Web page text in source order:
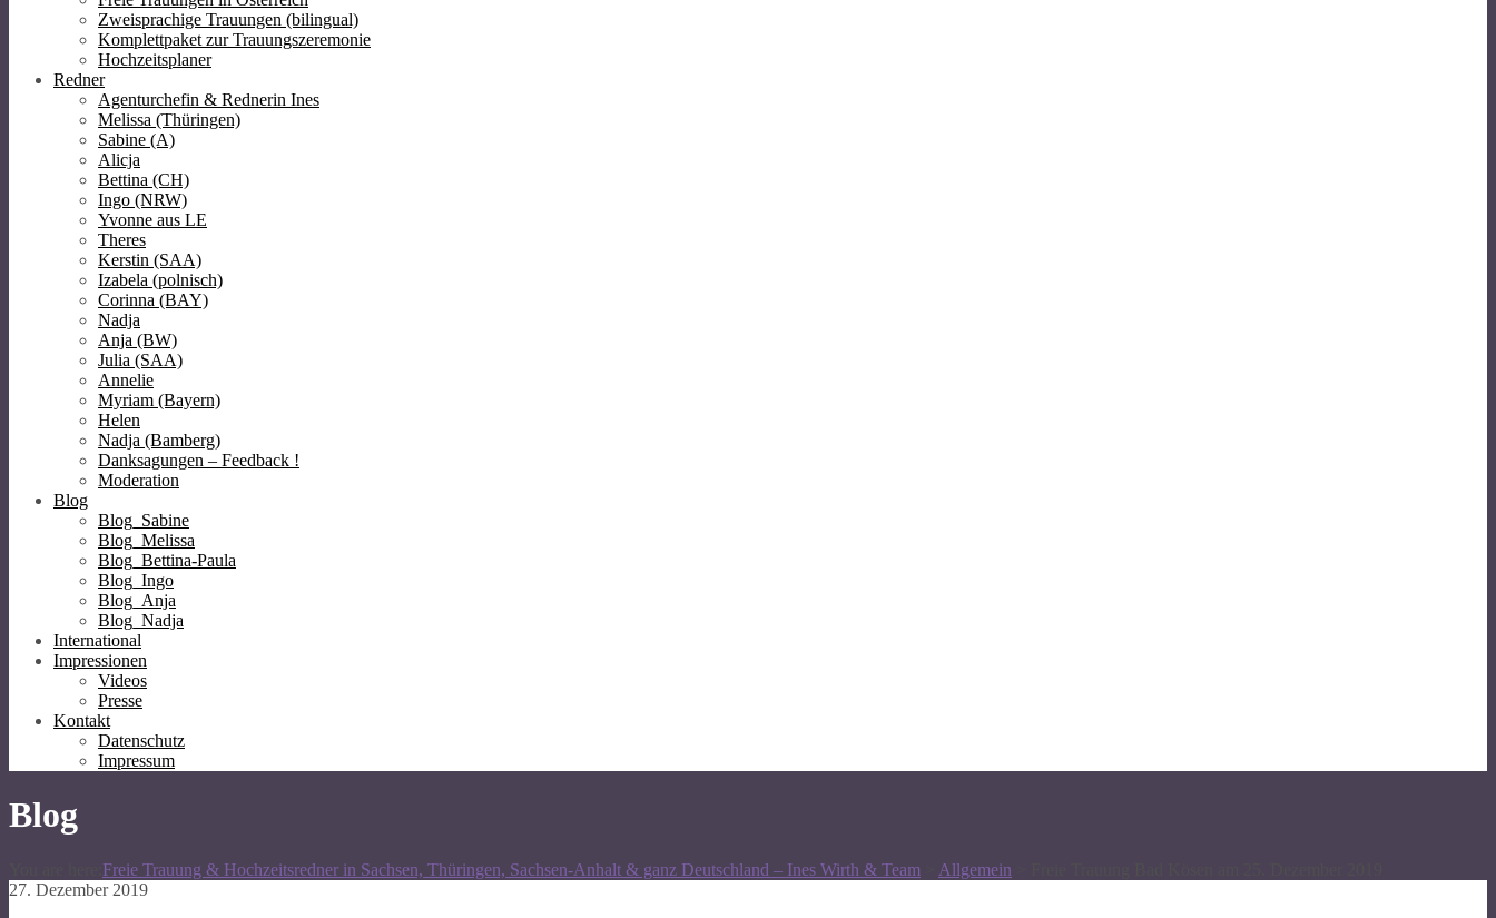
Zweisprachige Trauungen (bilingual)
Komplettpaket zur Trauungszeremonie
Hochzeitsplaner
Redner
Agenturchefin & Rednerin Ines
Melissa (Thüringen)
Sabine (A)
Alicja
Bettina (CH)
Ingo (NRW)
Yvonne aus LE
Theres
Kerstin (SAA)
Izabela (polnisch)
Corinna (BAY)
Nadja
Anja (BW)
Julia (SAA)
Annelie
Myriam (Bayern)
Helen
Nadja (Bamberg)
Danksagungen – Feedback !
Moderation
Blog
Blog_Sabine
Blog_Melissa
Blog_Bettina-Paula
Blog_Ingo
Blog_Anja
Blog_Nadja
International
Impressionen
Videos
Presse
Kontakt
Datenschutz
Impressum
Blog
Freie Trauung & Hochzeitsredner in Sachsen, Thüringen, Sachsen-Anhalt & ganz Deutschland – Ines Wirth & Team Allgemein
27. Dezember 2019